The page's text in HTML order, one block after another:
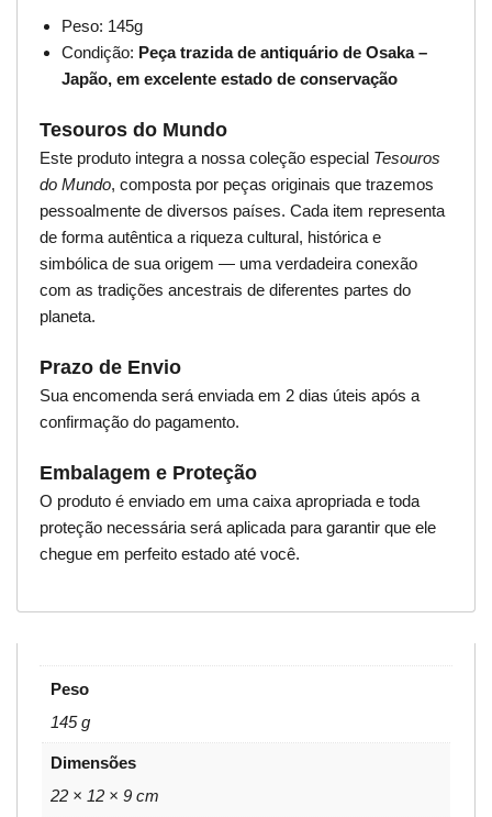
Peso: 145g
Condição: Peça trazida de antiquário de Osaka –
Japão, em excelente estado de conservação
Tesouros do Mundo
Este produto integra a nossa coleção especial Tesouros
do Mundo, composta por peças originais que trazemos
pessoalmente de diversos países. Cada item representa
de forma autêntica a riqueza cultural, histórica e
simbólica de sua origem — uma verdadeira conexão
com as tradições ancestrais de diferentes partes do
planeta.
Prazo de Envio
Sua encomenda será enviada em 2 dias úteis após a
confirmação do pagamento.
Embalagem e Proteção
O produto é enviado em uma caixa apropriada e toda
proteção necessária será aplicada para garantir que ele
chegue em perfeito estado até você.
Peso
145 g
Dimensões
22 × 12 × 9 cm